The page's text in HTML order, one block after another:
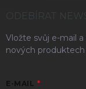
ODEBÍRAT
Vložte svůj e-mail
nových
E-MAIL